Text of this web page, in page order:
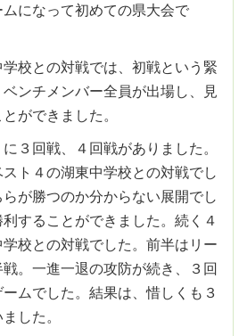
になって初めての県大会で
校との対戦では、初戦という緊
ンチメンバー全員が出場し、見
ができました。
３回戦、４回戦がありました。
ト４の湖東中学校との対戦でし
が勝つのか分からない展開でし
することができました。続く４
校との対戦でした。前半はリー
。一進一退の攻防が続き、３回
ムでした。結果は、惜しくも３
した。